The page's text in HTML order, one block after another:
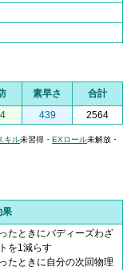
素早さ
合計
439 2564
キル未習得・ EXロール未解放・
果
たときにバディーズわざ
を1減らす
たときに自分の次回物理